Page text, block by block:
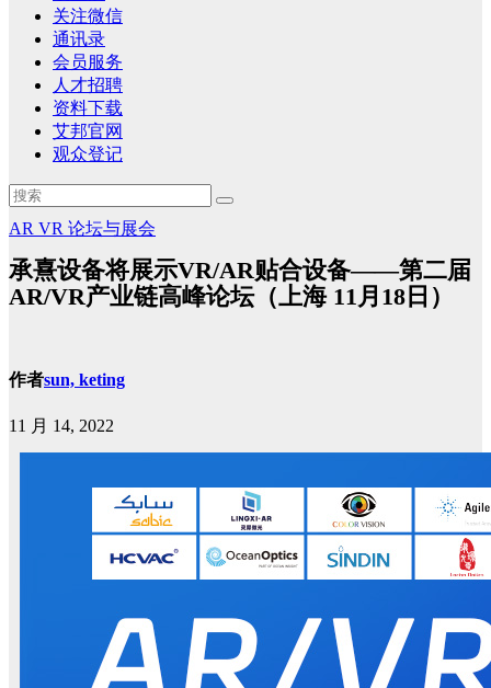
关注微信
通讯录
会员服务
人才招聘
资料下载
艾邦官网
观众登记
AR VR 论坛与展会
承熹设备将展示VR/AR贴合设备——第二届
AR/VR产业链高峰论坛（上海 11月18日）
作者sun, keting
11 月 14, 2022